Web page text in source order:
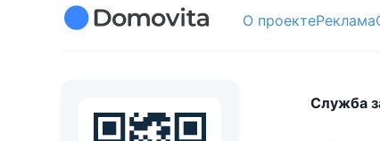
О проектеРеклама
Служба